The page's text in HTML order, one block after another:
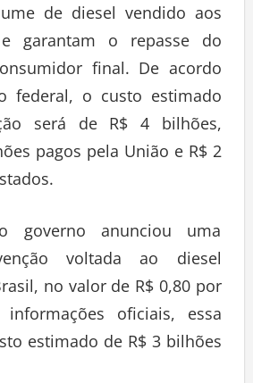
de diesel vendido aos
garantam o repasse do
final. De acordo
federal, o custo estimado
será de R$ 4 bilhões,
pagos pela União e R$ 2
governo anunciou uma
voltada ao diesel
no valor de R$ 0,80 por
oficiais, essa
estimado de R$ 3 bilhões